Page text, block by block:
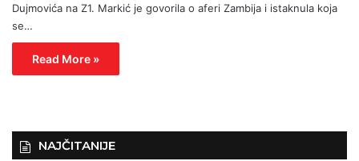
Dujmovića na Z1. Markić je govorila o aferi Zambija i istaknula koja
se…
Read More »
NAJČITANIJE